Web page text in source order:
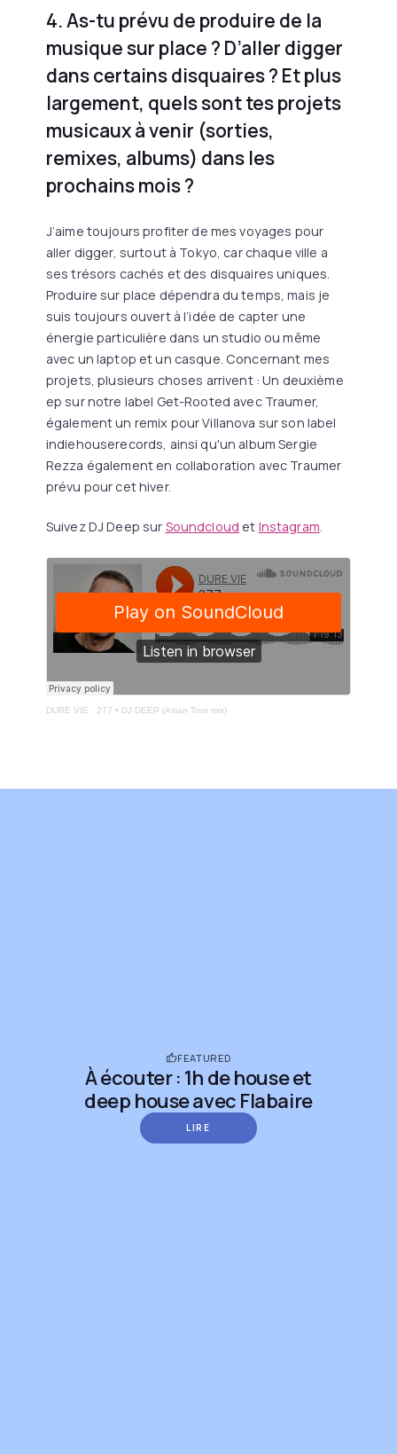
4. As-tu prévu de produire de la
musique sur place ? D’aller digger
dans certains disquaires ? Et plus
largement, quels sont tes projets
musicaux à venir (sorties,
remixes, albums) dans les
prochains mois ?
J’aime toujours profiter de mes voyages pour
aller digger, surtout à Tokyo, car chaque ville a
ses trésors cachés et des disquaires uniques.
Produire sur place dépendra du temps, mais je
suis toujours ouvert à l’idée de capter une
énergie particulière dans un studio ou même
avec un laptop et un casque. Concernant mes
projets, plusieurs choses arrivent : Un deuxième
ep sur notre label Get-Rooted avec Traumer,
également un remix pour Villanova sur son label
indiehouserecords, ainsi qu'un album Sergie
Rezza également en collaboration avec Traumer
prévu pour cet hiver.
Suivez DJ Deep sur Soundcloud et Instagram.
DURE VIE · 277 • DJ DEEP (Asian Tour mix)
FEATURED
À écouter : 1h de house et
deep house avec Flabaire
LIRE